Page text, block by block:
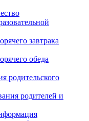
завтрака
обеда
родительского
родителей и